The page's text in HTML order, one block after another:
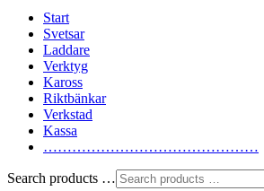
Start
Svetsar
Laddare
Verktyg
Kaross
Riktbänkar
Verkstad
Kassa
………………………………………
Search products …